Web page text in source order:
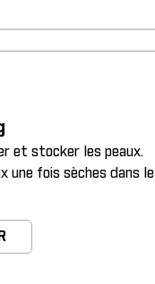
et stocker les peaux.
une fois sèches dans